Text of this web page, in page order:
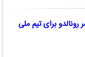
برای تیم ملی